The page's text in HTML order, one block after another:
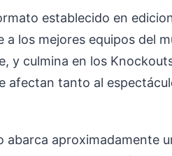
establecido en
los mejores equipos del
y culmina en los
afectan tanto al
aproximadamente